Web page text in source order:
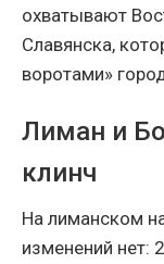
охватывают
Славянска,
воротами»
Лиман и
клинч
На лиманском
изменений нет: